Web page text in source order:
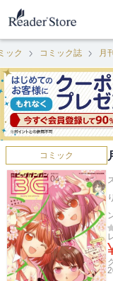
ック コミック誌 月
コミック